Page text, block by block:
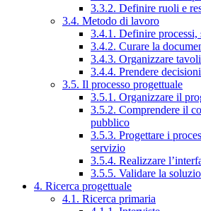
3.3.2. Definire ruoli e
3.4. Metodo di lavoro
3.4.1. Definire processi,
3.4.2. Curare la
3.4.3. Organizzare
3.4.4. Prendere decisioni
3.5. Il processo progettuale
3.5.1. Organizzare il
3.5.2. Comprendere il
pubblico
3.5.3. Progettare i
servizio
3.5.4. Realizzare
3.5.5. Validare la
4. Ricerca progettuale
4.1. Ricerca primaria